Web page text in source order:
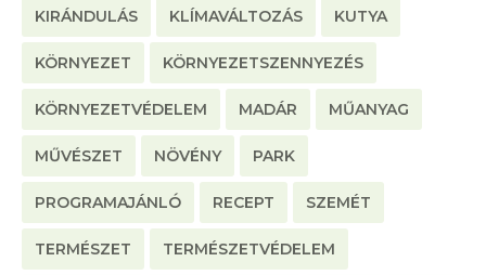
KIRÁNDULÁS KLÍMAVÁLTOZÁS KUTYA
KÖRNYEZET KÖRNYEZETSZENNYEZÉS
KÖRNYEZETVÉDELEM MADÁR MŰANYAG
MŰVÉSZET NÖVÉNY PARK
PROGRAMAJÁNLÓ RECEPT SZEMÉT
TERMÉSZET TERMÉSZETVÉDELEM